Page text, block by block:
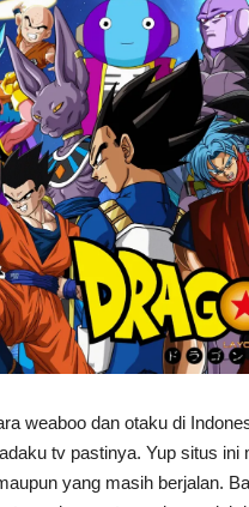
weaboo dan otaku di
tv pastinya. Yup situs
yang masih berjalan.